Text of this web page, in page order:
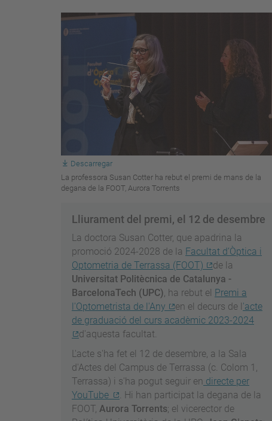
Descarregar
La professora Susan Cotter ha rebut el premi de mans de la
degana de la FOOT, Aurora Torrents
Lliurament del premi, el 12 de desembre
La doctora Susan Cotter, que apadrina la
promoció 2024-2028 de la Facultat d’Òptica i
Optometria de Terrassa (FOOT)
de la
Universitat Politècnica de Catalunya -
BarcelonaTech (UPC), ha rebut el Premi a
l'Optometrista de l'Any
en el decurs de l'acte
de graduació del curs acadèmic 2023-2024
d'aquesta facultat.
L'acte s'ha fet el 12 de desembre, a la Sala
d'Actes del Campus de Terrassa (c. Colom 1,
Terrassa) i s'ha pogut seguir en directe per
YouTube
. Hi han participat la degana de la
FOOT, Aurora Torrents; el vicerector de